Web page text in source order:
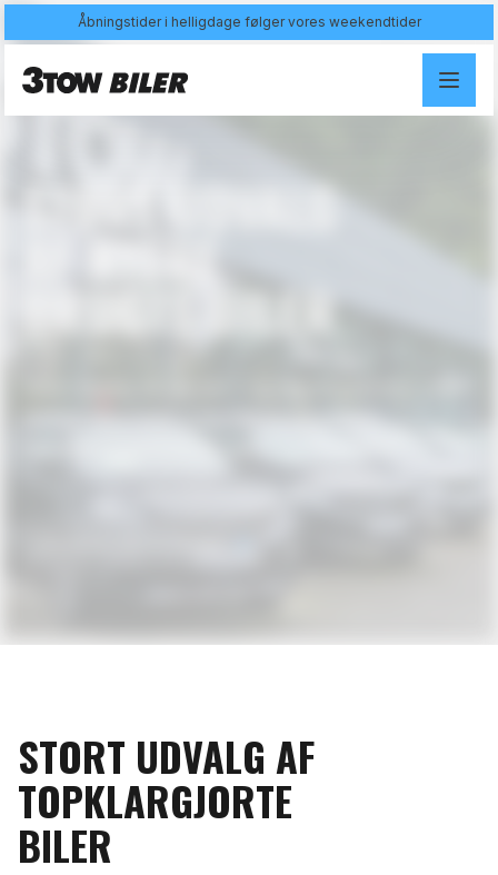
Åbningstider i helligdage følger vores weekendtider
STORT UDVALG
BRUGTE BILER
skal jo have bilen i hænderne og mærke
STORT UDVALG AF
TOPKLARGJORTE
BILER